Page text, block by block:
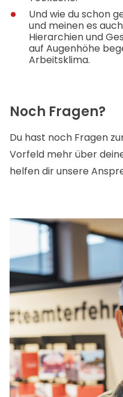
Und wie du schon
und meinen es
Hierarchien und
auf Augenhöhe
Arbeitsklima.
Noch Fragen?
Du hast noch Fragen
Vorfeld mehr über
helfen dir unsere